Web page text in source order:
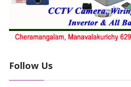
Follow Us